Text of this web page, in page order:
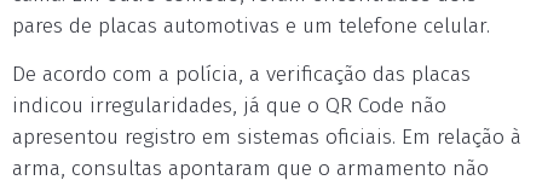
pares de placas automotivas e um telefone celular.
De acordo com a polícia, a verificação das placas
indicou irregularidades, já que o QR Code não
apresentou registro em sistemas oficiais. Em relação à
arma, consultas apontaram que o armamento não